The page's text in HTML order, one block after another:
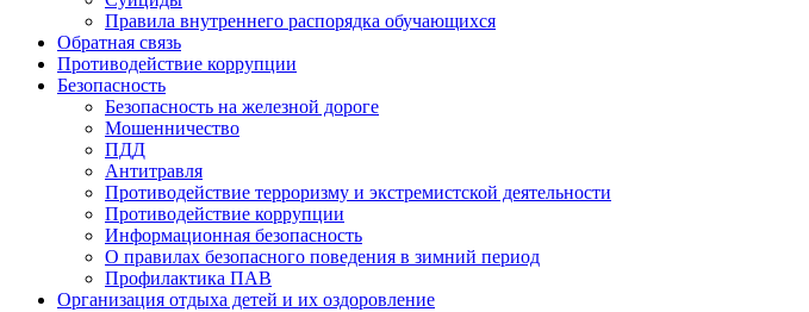
Правила внутреннего распорядка обучающихся
Обратная связь
Противодействие коррупции
Безопасность
Безопасность на железной дороге
Мошенничество
ПДД
Антитравля
Противодействие терроризму и экстремистской деятельности
Противодействие коррупции
Информационная безопасность
О правилах безопасного поведения в зимний период
Профилактика ПАВ
Организация отдыха детей и их оздоровление